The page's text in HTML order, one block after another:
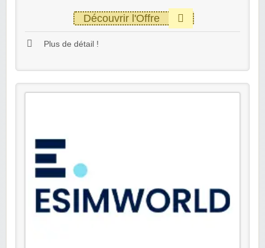
Découvrir l'Offre
Plus de détail !